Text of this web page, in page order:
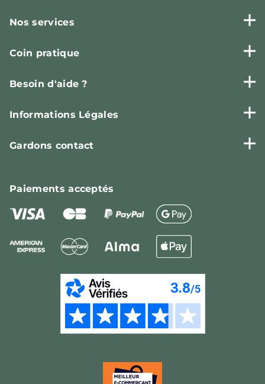
Nos services
Coin pratique
Besoin d'aide ?
Informations Légales
Gardons contact
Paiementsacceptés